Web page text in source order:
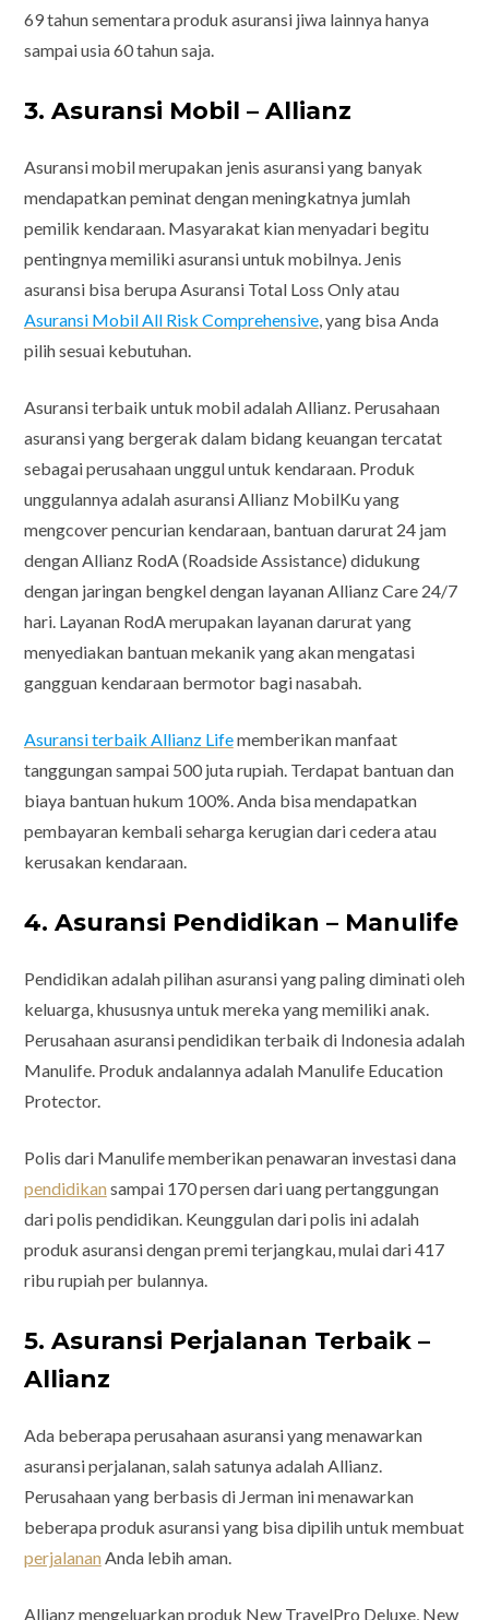
69 tahun sementara produk asuransi jiwa lainnya hanya
sampai usia 60 tahun saja.
3. Asuransi Mobil – Allianz
Asuransi mobil merupakan jenis asuransi yang banyak
mendapatkan peminat dengan meningkatnya jumlah
pemilik kendaraan. Masyarakat kian menyadari begitu
pentingnya memiliki asuransi untuk mobilnya. Jenis
asuransi bisa berupa Asuransi Total Loss Only atau
Asuransi Mobil All Risk Comprehensive, yang bisa Anda
pilih sesuai kebutuhan.
Asuransi terbaik untuk mobil adalah Allianz. Perusahaan
asuransi yang bergerak dalam bidang keuangan tercatat
sebagai perusahaan unggul untuk kendaraan. Produk
unggulannya adalah asuransi Allianz MobilKu yang
mengcover pencurian kendaraan, bantuan darurat 24 jam
dengan Allianz RodA (Roadside Assistance) didukung
dengan jaringan bengkel dengan layanan Allianz Care 24/7
hari. Layanan RodA merupakan layanan darurat yang
menyediakan bantuan mekanik yang akan mengatasi
gangguan kendaraan bermotor bagi nasabah.
Asuransi terbaik Allianz Lifememberikan manfaat
tanggungan sampai 500 juta rupiah. Terdapat bantuan dan
biaya bantuan hukum 100%. Anda bisa mendapatkan
pembayaran kembali seharga kerugian dari cedera atau
kerusakan kendaraan.
4. Asuransi Pendidikan – Manulife
Pendidikan adalah pilihan asuransi yang paling diminati oleh
keluarga, khususnya untuk mereka yang memiliki anak.
Perusahaan asuransi pendidikan terbaik di Indonesia adalah
Manulife. Produk andalannya adalah Manulife Education
Protector.
Polis dari Manulife memberikan penawaran investasi dana
pendidikan sampai 170 persen dari uang pertanggungan
dari polis pendidikan. Keunggulan dari polis ini adalah
produk asuransi dengan premi terjangkau, mulai dari 417
ribu rupiah per bulannya.
5. Asuransi Perjalanan Terbaik –
Allianz
Ada beberapa perusahaan asuransi yang menawarkan
asuransi perjalanan, salah satunya adalah Allianz.
Perusahaan yang berbasis di Jerman ini menawarkan
beberapa produk asuransi yang bisa dipilih untuk membuat
perjalanan Anda lebih aman.
Allianz mengeluarkan produk New TravelPro Deluxe, New